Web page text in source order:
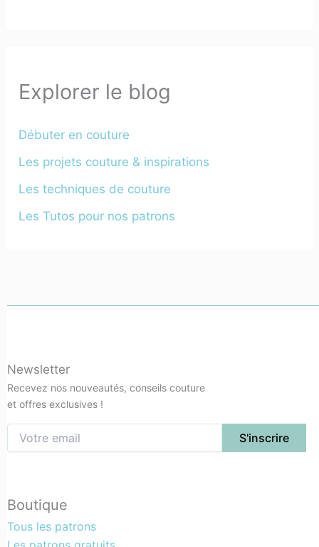
Explorer le blog
Débuter en couture
Les projets couture & inspirations
Les techniques de couture
Les Tutos pour nos patrons
Newsletter
Recevez nos nouveautés, conseils couture
et offres exclusives !
Boutique
Tous les patrons